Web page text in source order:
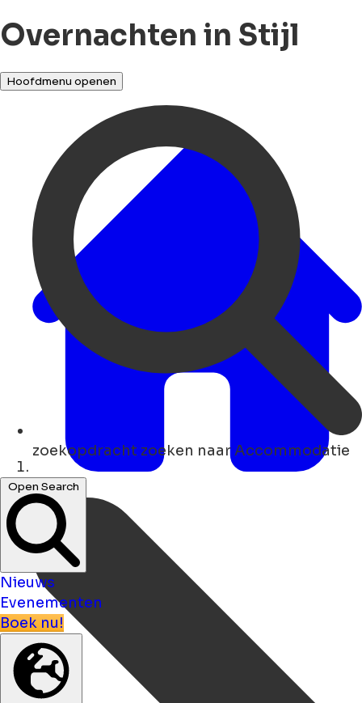
Overnachten in Stijl
Hoofdmenu openen
zoekopdracht zoeken naar Accommodatie
Open Search
Nieuws
Evenementen
Boek nu!
Thuis